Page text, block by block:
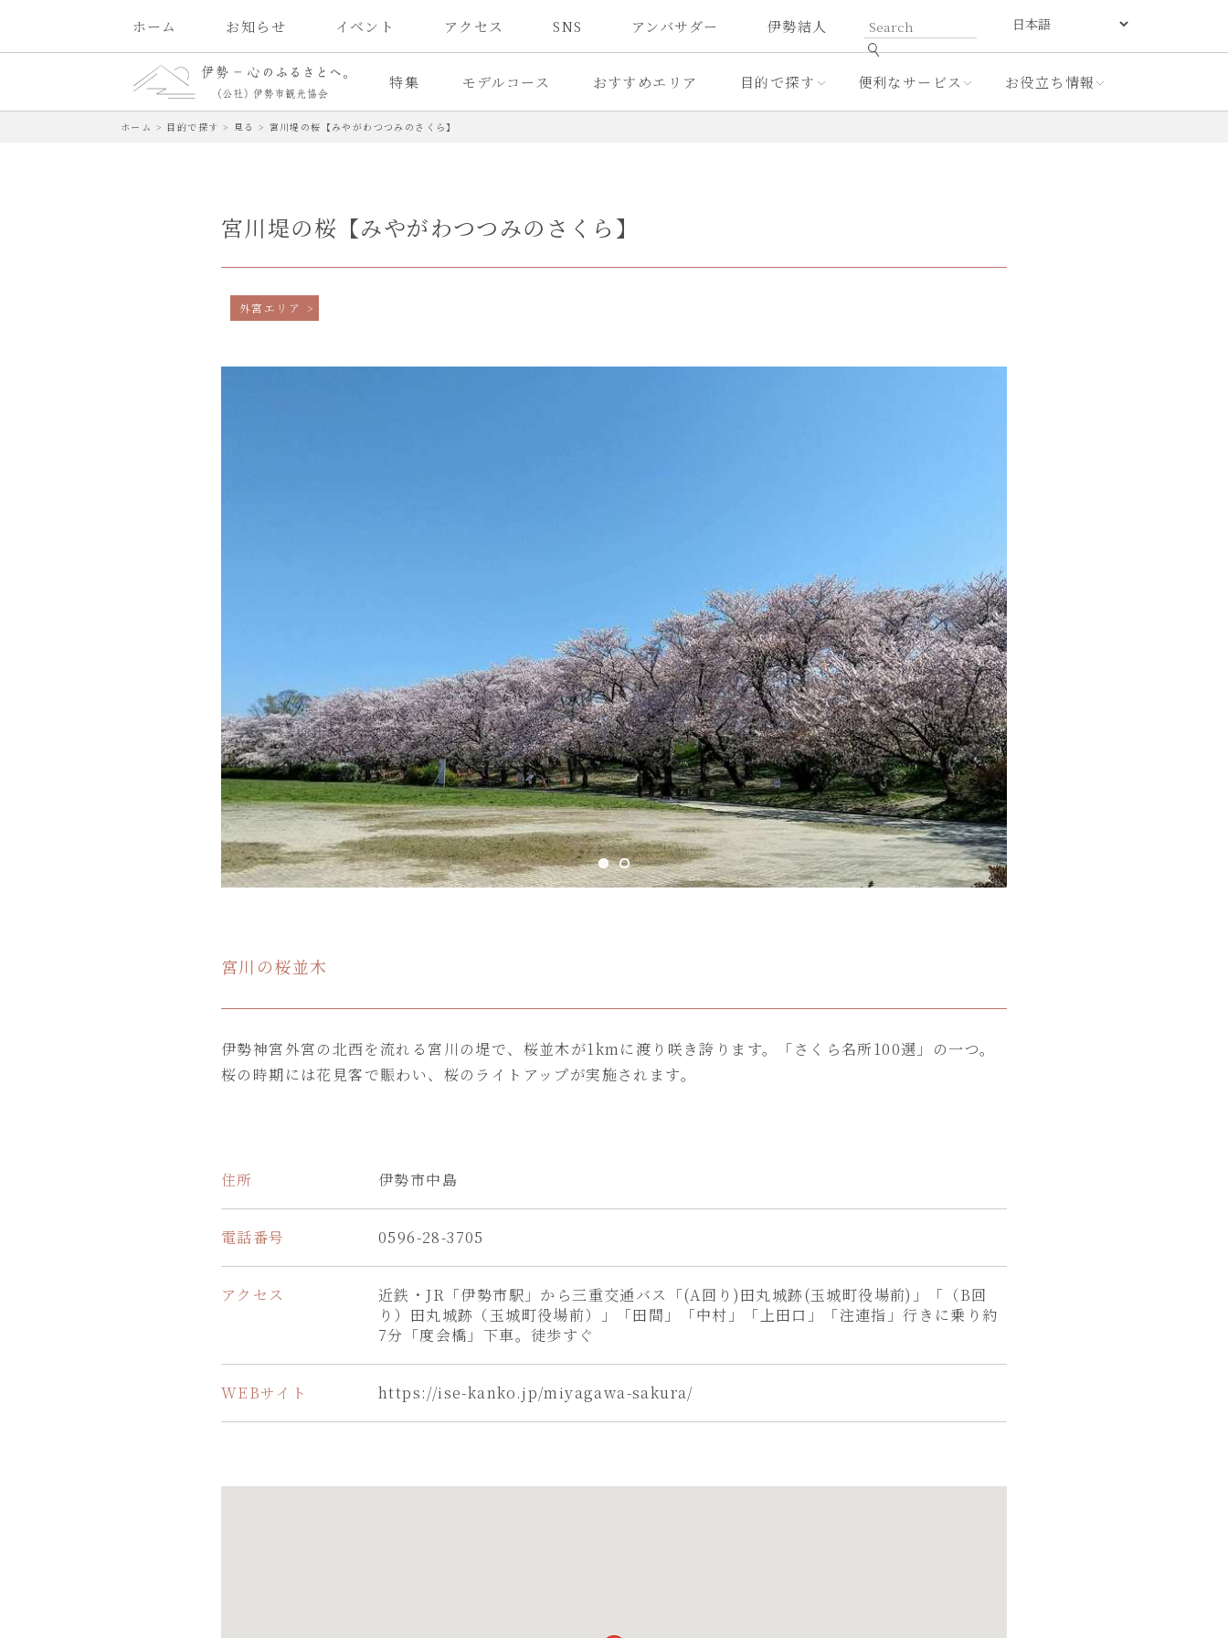
ホーム お知らせ イベント アクセス SNS アンバサダー 伊勢結人
特集 モデルコース おすすめエリア 目的で探す 便利なサービス お役立ち情報
ホーム > 目的で探す > 見る > 宮川堤の桜【みやがわつつみのさくら】
宮川堤の桜【みやがわつつみのさくら】
外宮エリア
宮川の桜並木
伊勢神宮外宮の北西を流れる宮川の堤で、桜並木が1kmに渡り咲き誇ります。「さくら名所100選」の一つ。
桜の時期には花見客で賑わい、桜のライトアップが実施されます。
住所 伊勢市中島
電話番号 0596-28-3705
アクセス
近鉄・JR「伊勢市駅」から三重交通バス「(A回り)田丸城跡(玉城町役場前)」「（B回
り）田丸城跡（玉城町役場前）」「田間」「中村」「上田口」「注連指」行きに乗り約
7分「度会橋」下車。徒歩すぐ
WEBサイト https://ise-kanko.jp/miyagawa-sakura/